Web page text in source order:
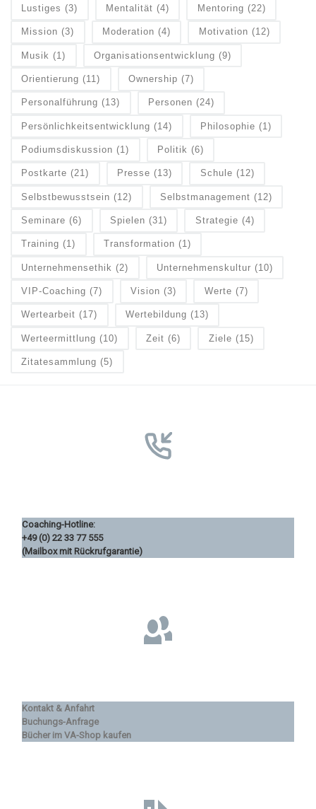
Lustiges (3) Mentalität (4) Mentoring (22)
Mission (3) Moderation (4) Motivation (12)
Musik (1) Organisationsentwicklung (9)
Orientierung (11) Ownership (7)
Personalführung (13) Personen (24)
Persönlichkeitsentwicklung (14) Philosophie (1)
Podiumsdiskussion (1) Politik (6)
Postkarte (21) Presse (13) Schule (12)
Selbstbewusstsein (12) Selbstmanagement (12)
Seminare (6) Spielen (31) Strategie (4)
Training (1) Transformation (1)
Unternehmensethik (2) Unternehmenskultur (10)
VIP-Coaching (7) Vision (3) Werte (7)
Wertearbeit (17) Wertebildung (13)
Werteermittlung (10) Zeit (6) Ziele (15)
Zitatesammlung (5)
Coaching-Hotline:
+49 (0) 22 33 77 555
(Mailbox mit Rückrufgarantie)
Kontakt & Anfahrt
Buchungs-Anfrage
Bücher im VA-Shop kaufen